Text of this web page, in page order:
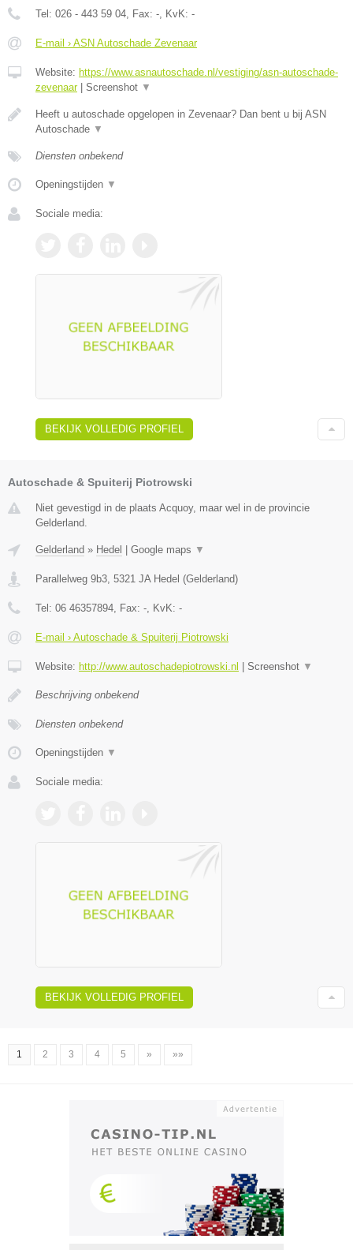
Tel: 026 - 443 59 04, Fax: -, KvK: -
E-mail › ASN Autoschade Zevenaar
Website: https://www.asnautoschade.nl/vestiging/asn-autoschade-
zevenaar| Screenshot ▼
Heeft u autoschade opgelopen in Zevenaar? Dan bent u bij ASN
Autoschade ▼
Diensten onbekend
Openingstijden ▼
Sociale media:
BEKIJK VOLLEDIG PROFIEL
Autoschade & Spuiterij Piotrowski
Niet gevestigd in de plaats Acquoy, maar wel in de provincie
Gelderland.
Gelderland » Hedel Google maps ▼
Parallelweg 9b3, 5321 JA Hedel (Gelderland)
Tel: 06 46357894, Fax: -, KvK: -
E-mail › Autoschade & Spuiterij Piotrowski
Website: http://www.autoschadepiotrowski.nl Screenshot ▼
Beschrijving onbekend
Diensten onbekend
Openingstijden ▼
Sociale media:
BEKIJK VOLLEDIG PROFIEL
1 2 3 4 5 » »»